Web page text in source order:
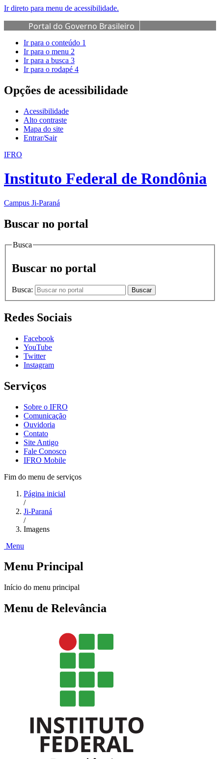
Ir direto para menu de acessibilidade.
Portal do Governo Brasileiro
Ir para o conteúdo 1
Ir para o menu 2
Ir para a busca 3
Ir para o rodapé 4
Opções de acessibilidade
Acessibilidade
Alto contraste
Mapa do site
Entrar/Sair
IFRO
Instituto Federal de Rondônia
Campus Ji-Paraná
Buscar no portal
Busca
Buscar no portal
Busca: Buscar
Redes Sociais
Facebook
YouTube
Twitter
Instagram
Serviços
Sobre o IFRO
Comunicação
Ouvidoria
Contato
Site Antigo
Fale Conosco
IFRO Mobile
Fim do menu de serviços
Página inicial
/
Ji-Paraná
/
Imagens
Menu
Menu Principal
Início do menu principal
Menu de Relevância